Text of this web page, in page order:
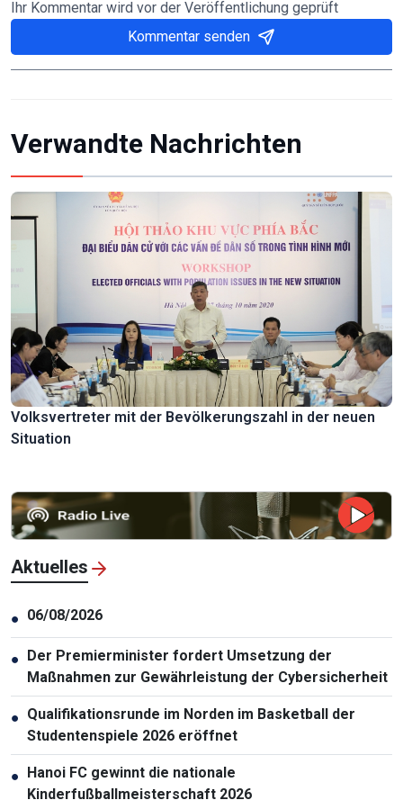
Ihr Kommentar wird vor der Veröffentlichung geprüft
Kommentar senden
Verwandte Nachrichten
Volksvertreter mit der Bevölkerungszahl in der neuen
Situation
Aktuelles
● 06/08/2026
● Der Premierminister fordert Umsetzung der
Maßnahmen zur Gewährleistung der Cybersicherheit
● Qualifikationsrunde im Norden im Basketball der
Studentenspiele 2026 eröffnet
● Hanoi FC gewinnt die nationale
Kinderfußballmeisterschaft 2026